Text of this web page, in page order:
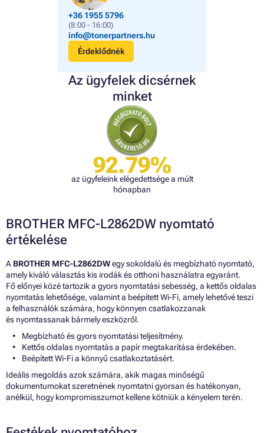
+36 1955 5796
(8:00 - 16:00)
info@tonerpartners.hu
Érdeklődnék
Az ügyfelek dicsérnek
minket
92.79%
az ügyfeleink elégedettsége a múlt
hónapban
BROTHER MFC-L2862DW nyomtató
értékelése
A BROTHER MFC-L2862DWegy sokoldalú és megbízható nyomtató,
amely kiváló választás kis irodák és otthoni használatra egyaránt.
Fő előnyei közé tartozik a gyors nyomtatási sebesség, a kettős oldalas
nyomtatás lehetősége, valamint a beépített Wi-Fi, amely lehetővé teszi
a felhasználók számára, hogy könnyen csatlakozzanak
és nyomtassanak bármely eszközről.
Megbízható és gyors nyomtatási teljesítmény.
Kettős oldalas nyomtatás a papír megtakarítása érdekében.
Beépített Wi-Fi a könnyű csatlakoztatásért.
Ideális megoldás azok számára, akik magas minőségű
dokumentumokat szeretnének nyomtatni gyorsan és hatékonyan,
anélkül, hogy kompromisszumot kellene kötniük a kényelem terén.